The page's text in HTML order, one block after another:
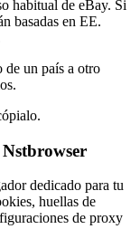
habitual de eBay. Si
basadas en EE.
de un país a otro
dedicado para tu
huellas de
de proxy